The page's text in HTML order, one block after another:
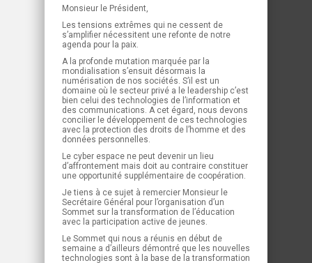
Monsieur le Président,
Les tensions extrêmes qui ne cessent de
s’amplifier nécessitent une refonte de notre
agenda pour la paix.
A la profonde mutation marquée par la
mondialisation s’ensuit désormais la
numérisation de nos sociétés. S’il est un
domaine où le secteur privé a le leadership c’est
bien celui des technologies de l’information et
des communications. A cet égard, nous devons
concilier le développement de ces technologies
avec la protection des droits de l’homme et des
données personnelles.
Le cyber espace ne peut devenir un lieu
d’affrontement mais doit au contraire constituer
une opportunité supplémentaire de coopération.
Je tiens à ce sujet à remercier Monsieur le
Secrétaire Général pour l’organisation d’un
Sommet sur la transformation de l’éducation
avec la participation active de jeunes.
Le Sommet qui nous a réunis en début de
semaine a d’ailleurs démontré que les nouvelles
technologies sont à la base de la transformation